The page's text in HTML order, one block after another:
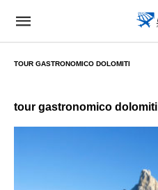
TOUR GASTRONOMICO DOLOMITI
tour gastronomico dolomiti